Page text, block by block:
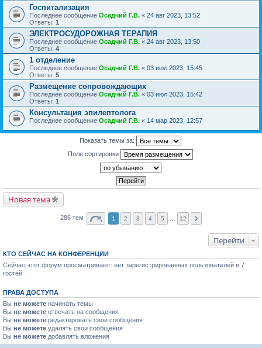
Госпитализация
Последнее сообщение Осадчий Г.В. « 24 авг 2023, 13:52
Ответы: 1
ЭЛЕКТРОСУДОРОЖНАЯ ТЕРАПИЯ
Последнее сообщение Осадчий Г.В. « 24 авг 2023, 13:50
Ответы: 4
1 отделение
Последнее сообщение Осадчий Г.В. « 03 июл 2023, 15:45
Ответы: 5
Размещение сопровождающих
Последнее сообщение Осадчий Г.В. « 03 июл 2023, 15:42
Ответы: 1
Консультация эпилептолога
Последнее сообщение Осадчий Г.В. « 14 мар 2023, 12:57
Показать темы за:
Поле сортировки
Новая тема
286 тем 1 2 3 4 5 12
Перейти
КТО СЕЙЧАС НА КОНФЕРЕНЦИИ
Сейчас этот форум просматривают: нет зарегистрированных пользователей и 7
гостей
ПРАВА ДОСТУПА
Вы не можете начинать темы
Вы не можете отвечать на сообщения
Вы не можете редактировать свои сообщения
Вы не можете удалять свои сообщения
Вы не можете добавлять вложения